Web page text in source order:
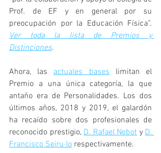
Prof. de EF y en general por su
Ver toda la lista de Premios y
Distinciones.
Ahora, las actuales bases limitan el
Premio a una única categoría, la que
antaño era de Personalidades. Los dos
últimos años, 2018 y 2019, el galardón
ha recaído sobre dos profesionales de
reconocido prestigio, D. Rafael Nebot y D.
Francisco Seiru·lo respectivamente.